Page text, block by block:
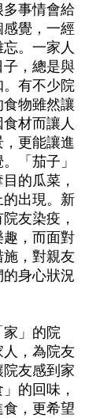
事情會給
覺，一經
。一家人
，總是與
。有不少院
物雖然讓
材而讓人
更能讓進
「茄子」
的瓜菜，
出現。新
友染疫，
，而面對
，對親友
身心狀況
」的院
，為院友
友感到家
的回味，
，更希望